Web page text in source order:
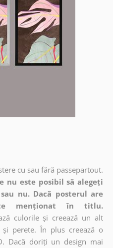
cu sau fără passepartout.
nu este posibil să alegeți
nu. Dacă posterul are
menționat în titlu.
culorile și creează un alt
perete. În plus creează o
Dacă doriți un design mai